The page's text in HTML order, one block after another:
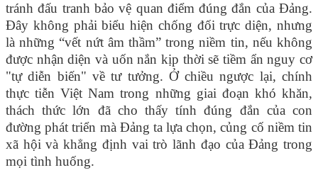
tránh đấu tranh bảo vệ quan điểm đúng đắn của Đảng.
Đây không phải biểu hiện chống đối trực diện, nhưng
là những “vết nứt âm thầm” trong niềm tin, nếu không
được nhận diện và uốn nắn kịp thời sẽ tiềm ẩn nguy cơ
"tự diễn biến" về tư tưởng. Ở chiều ngược lại, chính
thực tiễn Việt Nam trong những giai đoạn khó khăn,
thách thức lớn đã cho thấy tính đúng đắn của con
đường phát triển mà Đảng ta lựa chọn, củng cố niềm tin
xã hội và khẳng định vai trò lãnh đạo của Đảng trong
mọi tình huống.